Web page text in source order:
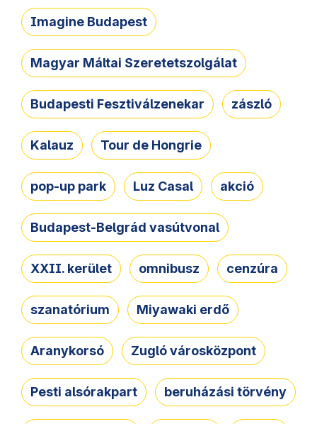
Imagine Budapest
Magyar Máltai Szeretetszolgálat
Budapesti Fesztiválzenekar zászló
Kalauz Tour de Hongrie
pop-up park Luz Casal akció
Budapest-Belgrád vasútvonal
XXII. kerület omnibusz cenzúra
szanatórium Miyawaki erdő
Aranykorsó Zugló városközpont
Pesti alsórakpart beruházási törvény